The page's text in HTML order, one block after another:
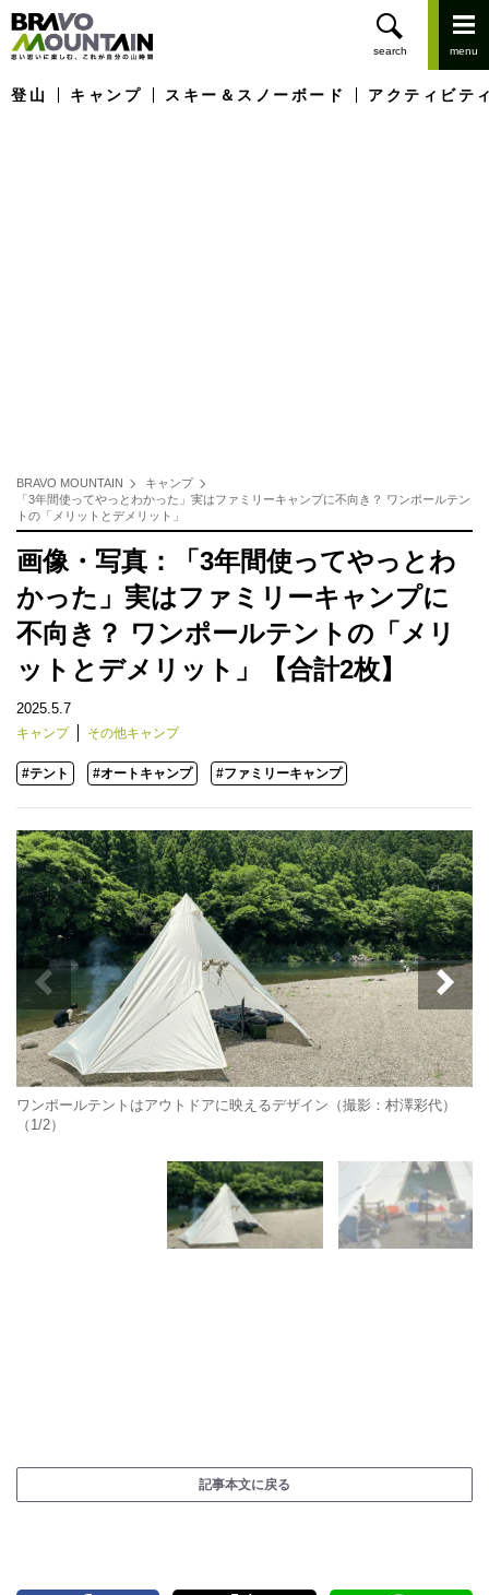
登山 キャンプ スキー＆スノーボード アクティビテ
BRAVO MOUNTAIN
キャンプ
「3年間使ってやっとわかった」実はファミリーキャンプに不向き？ ワンポールテン
トの「メリットとデメリット」
画像・写真：「3年間使ってやっとわ
かった」実はファミリーキャンプに
不向き？ ワンポールテントの「メリ
ットとデメリット」【合計2枚】
2025.5.7
キャンプ その他キャンプ
#テント #オートキャンプ #ファミリーキャンプ
ワンポールテントはアウトドアに映えるデザイン（撮影：村澤彩代）
（1/2）
記事本文に戻る